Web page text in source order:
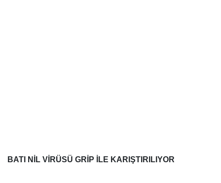
BATI NİL VİRÜSÜ GRİP İLE KARIŞTIRILIYOR